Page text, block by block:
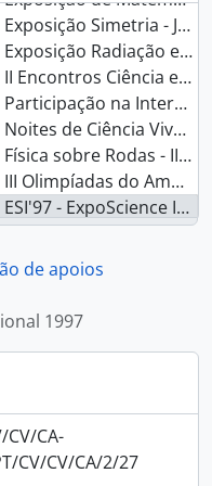
- Jogo de Espelhos, 2001 - 2005
Radiação e Vida, 2001 - 2008
Ciência e Sociedade, 2000 - 2004
Scientific Exposition 2001, 2001
Ciência Viva em Tavira, 2005
Rodas - III Roadtrip, 2006
do Ambiente, 1997 - 1998
International 1997, 1996 - 1997
ao Dr. Rómulo de Carvalho, 1997
Física - do Saber ao Fazer, 1997
Educação Ambiental do Vale do Ave, 1997
de Pedagogia Waldorf - UNESCO, 1998
de Educação Geográfica, 1998
e Tecnologia 2000 Açores, 2000
é vida: Hadrões na Saúde, 2001
a energia se transforma em matéria, 1999 - 2001
de apoios
1997
CV/CA-
CV/CV/CA/2/27